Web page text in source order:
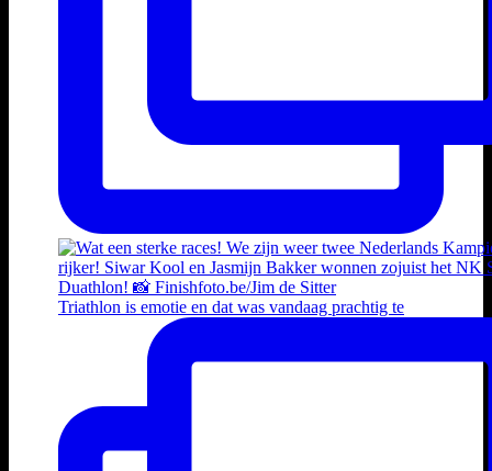
Triathlon is emotie en dat was vandaag prachtig te